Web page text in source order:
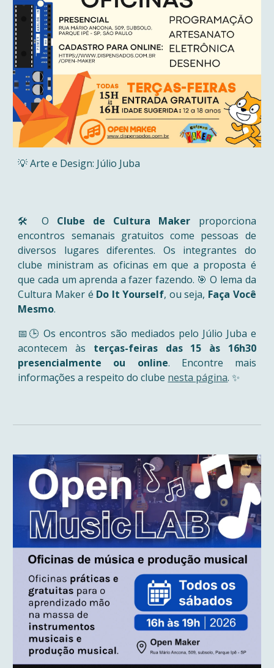
💡 Arte e Design: Júlio Juba
🛠️ O Clube de Cultura Maker proporciona
encontros semanais gratuitos come pessoas de
diversos lugares diferentes. Os integrantes do
clube ministram as oficinas em que a proposta é
que cada um aprenda a fazer fazendo. 🎯 O lema da
Cultura Maker é Do It Yourself, ou seja, Faça Você
Mesmo.
📅🕒 Os encontros são mediados pelo Júlio Juba e
acontecem às terças-feiras das 15 às 16h30
presencialmente ou online. Encontre mais
informações a respeito do clube nesta página. ✨️